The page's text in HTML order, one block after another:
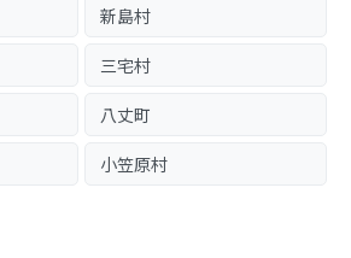
新島村
三宅村
八丈町
小笠原村